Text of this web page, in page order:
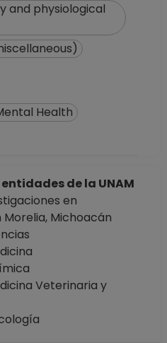
Ciencias
Desde 16-05-2016
hasta 30-09-2016
PROFESOR
Facultad de
PROFESOR
ASIGNATURA A TP
No Definitivo
Ciencias
hasta 15-12-2015
ASIGNATURA A TP
and physiological
Health
de la UNAM
en
Morelia, Michoacán
Veterinaria y